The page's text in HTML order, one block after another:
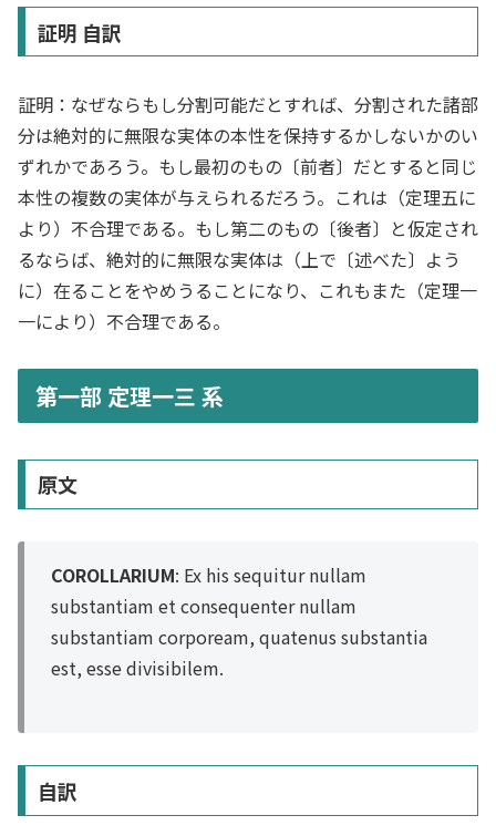
証明 自訳
証明：なぜならもし分割可能だとすれば、分割された諸部
分は絶対的に無限な実体の本性を保持するかしないかのい
ずれかであろう。もし最初のもの〔前者〕だとすると同じ
本性の複数の実体が与えられるだろう。これは（定理五に
より）不合理である。もし第二のもの〔後者〕と仮定され
るならば、絶対的に無限な実体は（上で〔述べた〕よう
に）在ることをやめうることになり、これもまた（定理一
一により）不合理である。
第一部 定理一三 系
原文
COROLLARIUM: Ex his sequitur nullam
substantiam et consequenter nullam
substantiam corpoream, quatenus substantia
est, esse divisibilem.
自訳